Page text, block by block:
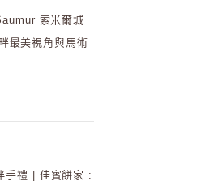
索米爾城
最美視角與馬術
手禮 | 佳賓餅家 :